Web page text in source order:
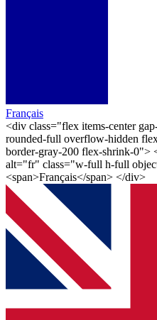
Français
<div class="flex items-center
rounded-full overflow-hidden
border-gray-200 flex-shrink-0">
alt="fr" class="w-full h-full
<span>Français</span> </div>